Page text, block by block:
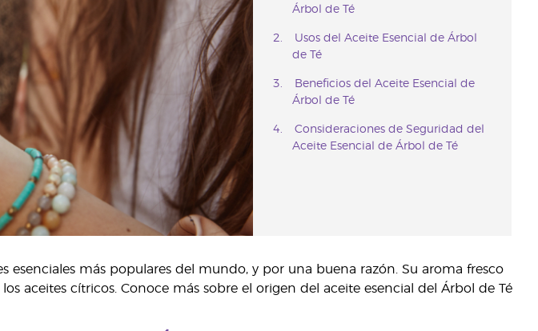
Árbol de Té
Usos del Aceite Esencial de Árbol
de Té
Beneficios del Aceite Esencial de
Árbol de Té
Consideraciones de Seguridad del
Aceite Esencial de Árbol de Té
esenciales más populares del mundo, y por una buena razón. Su aroma fresco
aceites cítricos. Conoce más sobre el origen del aceite esencial del Árbol de Té